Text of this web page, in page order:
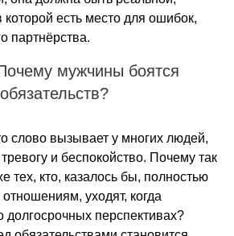
которой есть место для ошибок,
партнёрства.
мужчины боятся
обязательств?
слово вызывает у многих людей,
и беспокойство. Почему так
тех, кто, казалось бы, полностью
уходят, когда
долгосрочных перспективах?